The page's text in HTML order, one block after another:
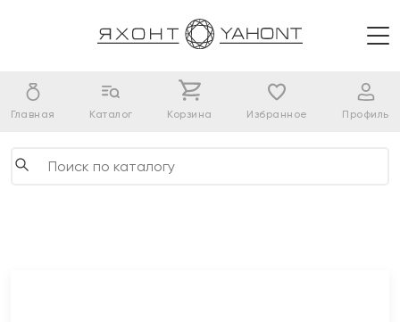
Главная Каталог Корзина Избранное Профиль